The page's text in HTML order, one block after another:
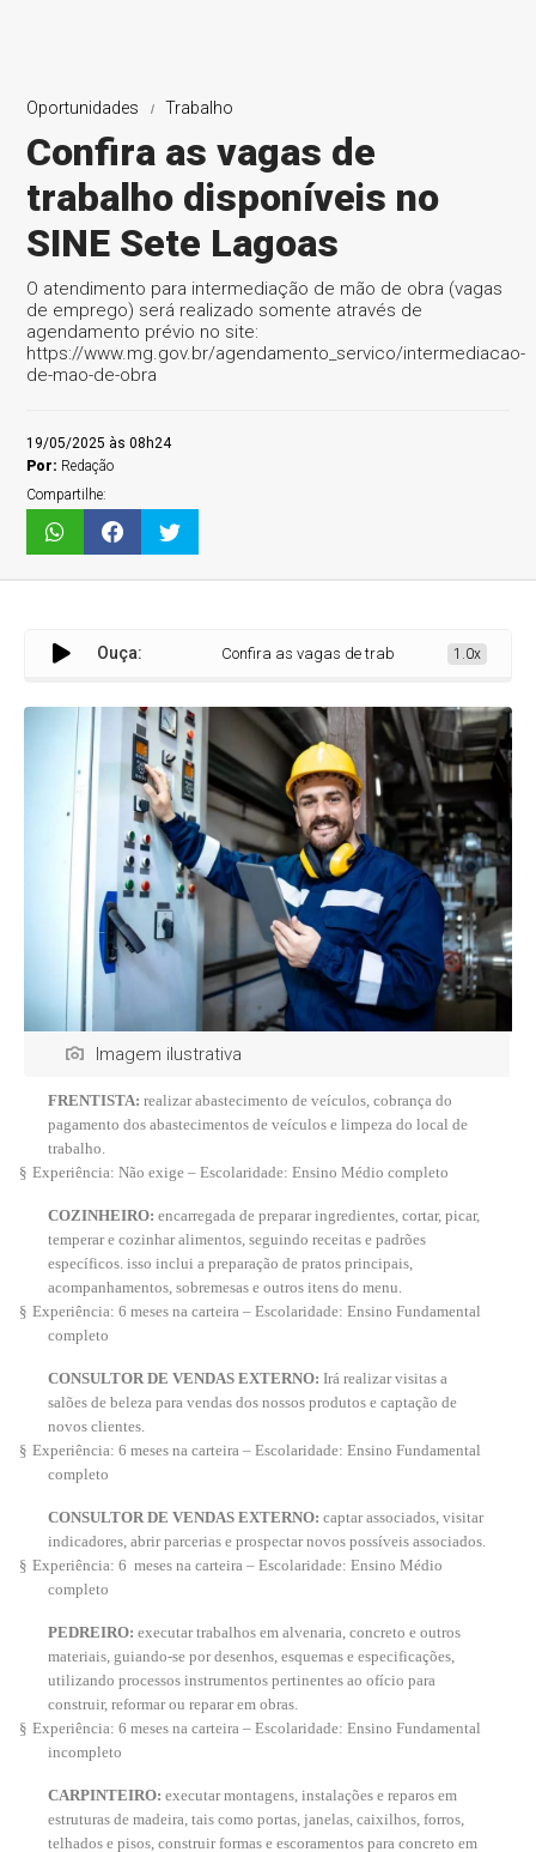
Oportunidades Trabalho
Confira as vagas de
trabalho disponíveis no
SINE Sete Lagoas
O atendimento para intermediação de mão de obra (vagas
de emprego) será realizado somente através de
agendamento prévio no site:
https://www.mg.gov.br/agendamento_servico/intermediacao-
de-mao-de-obra
19/05/2025 às 08h24
Por: Redação
Compartilhe:
Ouça: Confira as vagas de trabalho disponíveis no SINE
1.0x
Imagem ilustrativa
FRENTISTA:realizar abastecimento de veículos, cobrança do
pagamento dos abastecimentos de veículos e limpeza do local de
trabalho.
§ Experiência: Não exige – Escolaridade: Ensino Médio completo
COZINHEIRO:encarregada de preparar ingredientes, cortar, picar,
temperar e cozinhar alimentos, seguindo receitas e padrões
específicos. isso inclui a preparação de pratos principais,
acompanhamentos, sobremesas e outros itens do menu.
§ Experiência: 6 meses na carteira – Escolaridade: Ensino Fundamental
completo
CONSULTOR DE VENDAS EXTERNO:Irá realizar visitas a
salões de beleza para vendas dos nossos produtos e captação de
novos clientes.
§ Experiência: 6 meses na carteira – Escolaridade: Ensino Fundamental
completo
CONSULTOR DE VENDAS EXTERNO:captar associados, visitar
indicadores, abrir parcerias e prospectar novos possíveis associados.
§ Experiência: 6 meses na carteira – Escolaridade: Ensino Médio
completo
PEDREIRO:executar trabalhos em alvenaria, concreto e outros
materiais, guiando-se por desenhos, esquemas e especificações,
utilizando processos instrumentos pertinentes ao ofício para
construir, reformar ou reparar em obras.
§ Experiência: 6 meses na carteira – Escolaridade: Ensino Fundamental
incompleto
CARPINTEIRO:executar montagens, instalações e reparos em
estruturas de madeira, tais como portas, janelas, caixilhos, forros,
telhados e pisos, construir formas e escoramentos para concreto em